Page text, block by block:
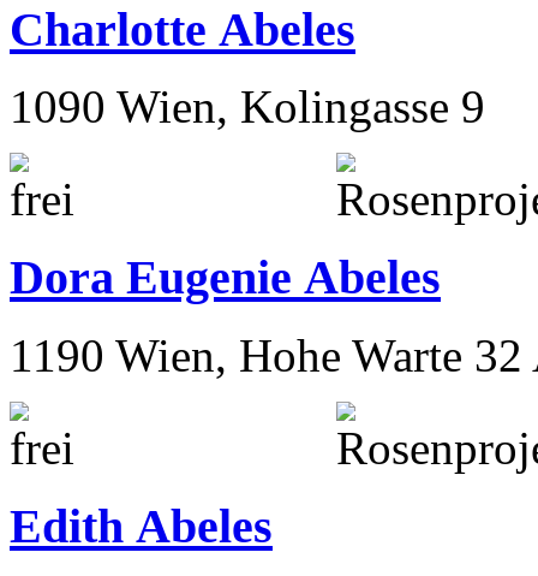
Charlotte Abeles
1090 Wien, Kolingasse 9
Dora Eugenie Abeles
1190 Wien, Hohe Warte
Edith Abeles